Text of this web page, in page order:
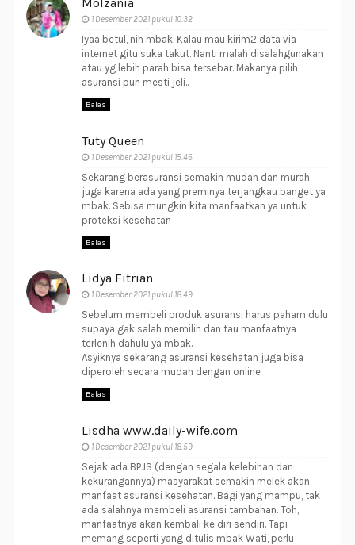
1 Desember 2021 pukul 10.32
Iyaa betul, nih mbak. Kalau mau kirim2 data via
internet gitu suka takut. Nanti malah disalahgunakan
atau yg lebih parah bisa tersebar. Makanya pilih
asuransi pun mesti jeli..
Balas
Tuty Queen
1 Desember 2021 pukul 15.46
Sekarang berasuransi semakin mudah dan murah
juga karena ada yang preminya terjangkau banget ya
mbak. Sebisa mungkin kita manfaatkan ya untuk
proteksi kesehatan
Balas
Lidya Fitrian
1 Desember 2021 pukul 18.49
Sebelum membeli produk asuransi harus paham dulu
supaya gak salah memilih dan tau manfaatnya
terlenih dahulu ya mbak.
Asyiknya sekarang asuransi kesehatan juga bisa
diperoleh secara mudah dengan online
Balas
Lisdha www.daily-wife.com
1 Desember 2021 pukul 18.59
Sejak ada BPJS (dengan segala kelebihan dan
kekurangannya) masyarakat semakin melek akan
manfaat asuransi kesehatan. Bagi yang mampu, tak
ada salahnya membeli asuransi tambahan. Toh,
manfaatnya akan kembali ke diri sendiri. Tapi
memang seperti yang ditulis mbak Wati, perlu